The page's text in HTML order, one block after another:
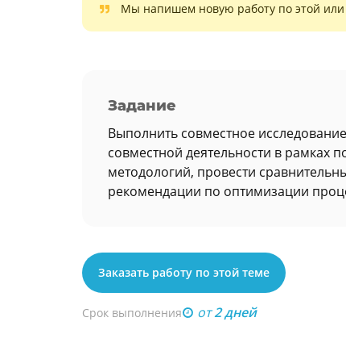
Мы напишем новую работу по этой или
Задание
Выполнить совместное
совместной деятельности в рамках
методологий, провести
рекомендации по оптимизации
Заказать работу по этой теме
Срок выполнения от2 дней